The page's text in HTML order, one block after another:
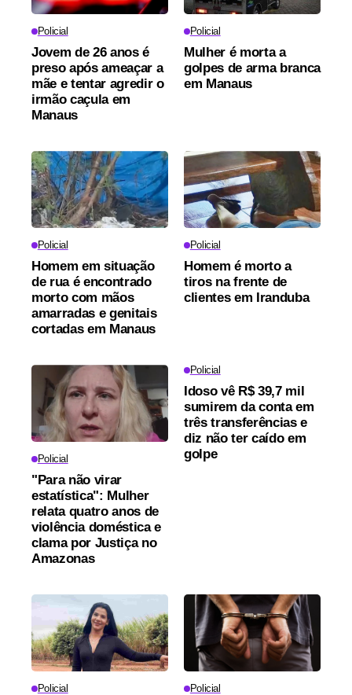
Policial
Jovem de 26 anos é
preso após ameaçar a
mãe e tentar agredir o
irmão caçula em
Manaus
Policial
Mulher é morta a
golpes de arma branca
em Manaus
Policial
Homem em situação
de rua é encontrado
morto com mãos
amarradas e genitais
cortadas em Manaus
Policial
Homem é morto a
tiros na frente de
clientes em Iranduba
Policial
"Para não virar
estatística": Mulher
relata quatro anos de
violência doméstica e
clama por Justiça no
Amazonas
Policial
Idoso vê R$ 39,7 mil
sumirem da conta em
três transferências e
diz não ter caído em
golpe
Policial Policial